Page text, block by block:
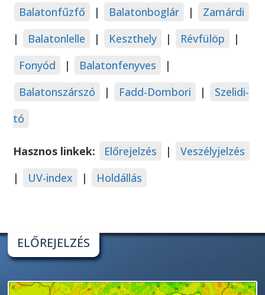
Balatonfűzfő
| Balatonboglár |
Zamárdi
|
Balatonlelle | Keszthely | Révfülöp
|
Fonyód
| Balatonfenyves
|
Balatonszárszó
| Fadd-Dombori |
Szelidi-
tó
Hasznos linkek: Előrejelzés |
Veszélyjelzés
|
UV-index | Holdállás
ELŐREJELZÉS